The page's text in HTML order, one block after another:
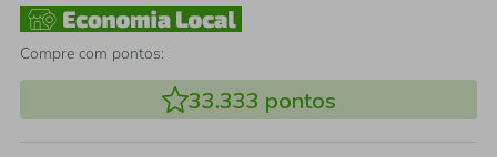
Compre com pontos:
33.333 pontos